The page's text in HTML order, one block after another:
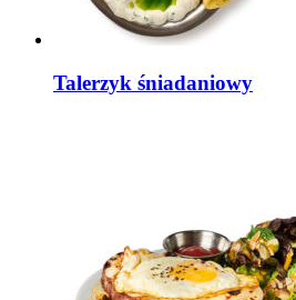
Talerzyk śniadaniowy